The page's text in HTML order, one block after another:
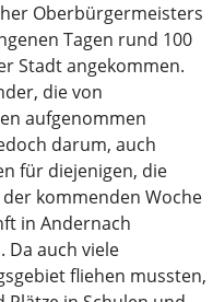
Oberbürgermeisters
Tagen rund 100
Stadt angekommen.
die von
aufgenommen
darum, auch
für diejenigen, die
kommenden Woche
in Andernach
auch viele
fliehen mussten,